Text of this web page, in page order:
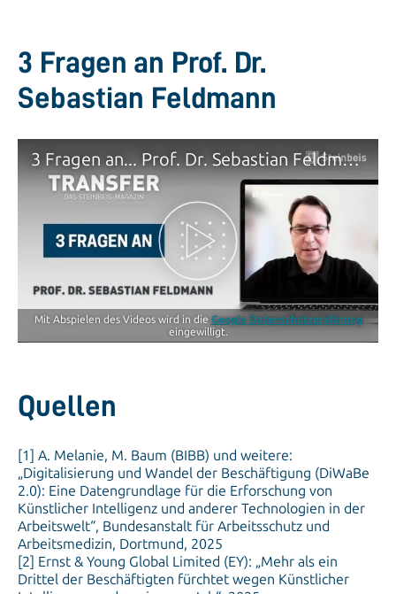
3 Fragen an Prof. Dr.
Sebastian Feldmann
3 Fragen an... Prof. Dr. Sebastian Feldmann | TRANSFER - Das Steinbeis-Magazin
Mit Abspielen des Videos wird in die Google Datenschutzerklärung
eingewilligt.
Quellen
[1] A. Melanie, M. Baum (BIBB) und weitere:
„Digitalisierung und Wandel der Beschäftigung (DiWaBe
2.0): Eine Datengrundlage für die Erforschung von
Künstlicher Intelligenz und anderer Technologien in der
Arbeitswelt“, Bundesanstalt für Arbeitsschutz und
Arbeitsmedizin, Dortmund, 2025
[2] Ernst & Young Global Limited (EY): „Mehr als ein
Drittel der Beschäftigten fürchtet wegen Künstlicher